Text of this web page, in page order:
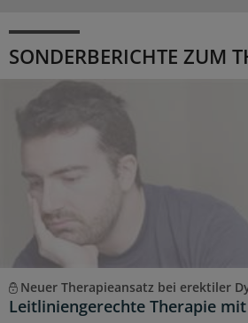
SONDERBERICHTE ZUM
Neuer Therapieansatz bei erektiler
Leitliniengerechte Therapie mit